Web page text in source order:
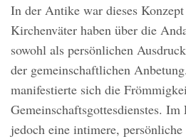
In der Antike war dieses
Kirchenväter haben über die
sowohl als persönlichen
der gemeinschaftlichen
manifestierte sich die
Gemeinschaftsgottesdienstes.
jedoch eine intimere,